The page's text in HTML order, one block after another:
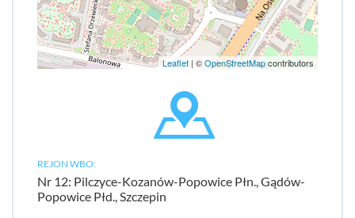
Leaflet | ©OpenStreetMapcontributors
REJON WBO:
Nr 12: Pilczyce-Kozanów-Popowice Płn., Gądów-
Popowice Płd., Szczepin